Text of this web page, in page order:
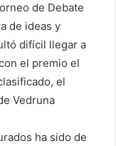
de Debate
de ideas y
difícil llegar a
el premio el
el
Vedruna
ha sido de